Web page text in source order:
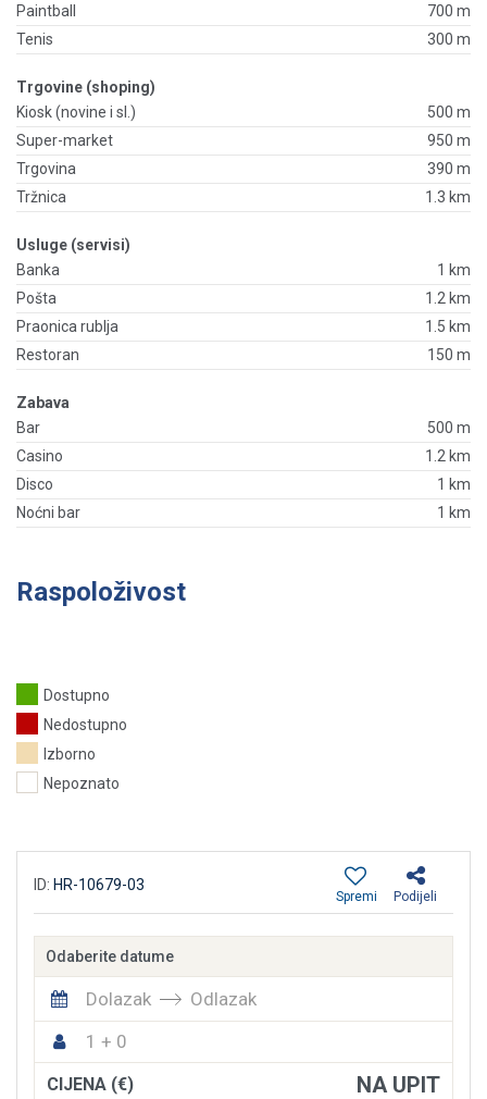
Paintball
700 m
Tenis
300 m
Trgovine (shoping)
Kiosk (novine i sl.)
500 m
Super-market
950 m
Trgovina
390 m
Tržnica
1.3 km
Usluge (servisi)
Banka
1 km
Pošta
1.2 km
Praonica rublja
1.5 km
Restoran
150 m
Zabava
Bar
500 m
Casino
1.2 km
Disco
1 km
Noćni bar
1 km
Raspoloživost
Dostupno
Nedostupno
Izborno
Nepoznato
ID: HR-10679-03
Podijeli
Spremi
Odaberite datume
Dolazak
Odlazak
1 + 0
CIJENA (€) NA UPIT